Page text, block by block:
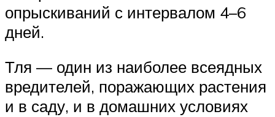
опрыскиваний с интервалом 4–6
дней.
Тля — один из наиболее всеядных
вредителей, поражающих растения
и в саду, и в домашних условиях